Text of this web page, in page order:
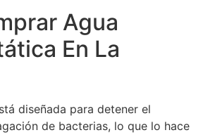
Agua
En La
diseñada para detener el
de bacterias, lo que lo hace